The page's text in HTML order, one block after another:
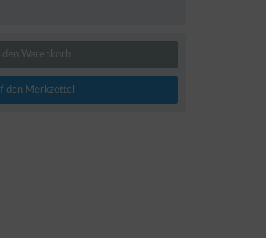
den Warenkorb
den Merkzettel